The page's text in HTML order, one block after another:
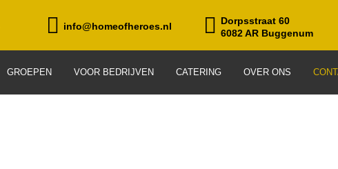
info@homeofheroes.nl
Dorpsstraat 60
6082 AR Buggenum
GROEPEN VOOR BEDRIJVEN CATERING OVER ONS